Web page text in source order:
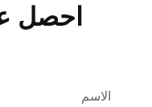
احصل
الاسم